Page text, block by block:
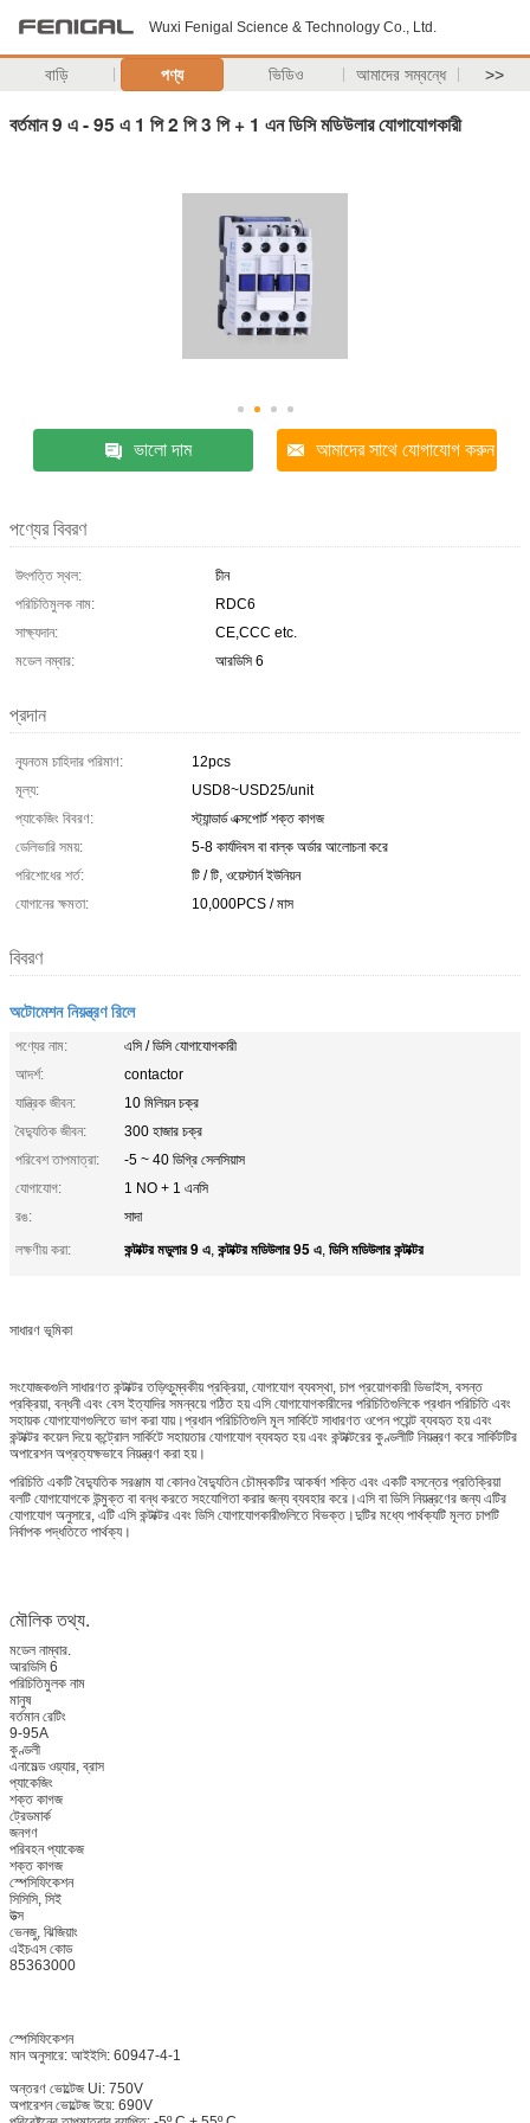
Wuxi Fenigal Science & Technology Co., Ltd.
বাড়ি পণ্য ভিডিও আমাদের সম্বন্ধে >>
বর্তমান 9 এ - 95 এ 1 পি 2 পি 3 পি + 1 এন ডিসি মডিউলার যোগাযোগকারী
ভালো দাম আমাদের সাথে যোগাযোগ করুন
পণ্যের বিবরণ
উৎপত্তি স্থল:
চীন
পরিচিতিমুলক নাম:
RDC6
সাক্ষ্যদান:
CE,CCC etc.
মডেল নম্বার:
আরডিসি 6
প্রদান
ন্যূনতম চাহিদার পরিমাণ:
12pcs
মূল্য:
USD8~USD25/unit
প্যাকেজিং বিবরণ:
স্ট্যান্ডার্ড এক্সপোর্ট শক্ত কাগজ
ডেলিভারি সময়:
5-8 কার্যদিবস বা বাল্ক অর্ডার আলোচনা করে
পরিশোধের শর্ত:
টি / টি, ওয়েস্টার্ন ইউনিয়ন
যোগানের ক্ষমতা:
10,000PCS / মাস
বিবরণ
অটোমেশন নিয়ন্ত্রণ রিলে
পণ্যের নাম:
এসি / ডিসি যোগাযোগকারী
আদর্শ:
contactor
যান্ত্রিক জীবন:
10 মিলিয়ন চক্র
বৈদ্যুতিক জীবন:
300 হাজার চক্র
পরিবেশ তাপমাত্রা:
-5 ~ 40 ডিগ্রি সেলসিয়াস
যোগাযোগ:
1 NO + 1 এনসি
রঙ:
সাদা
লক্ষণীয় করা:
কন্টাক্টর মডুলার 9 এ, কন্টাক্টর মডিউলার 95 এ, ডিসি মডিউলার কন্টাক্টর
সাধারণ ভূমিকা
সংযোজকগুলি সাধারণত কন্টাক্টর তড়িৎচুম্বকীয় প্রক্রিয়া, যোগাযোগ ব্যবস্থা, চাপ প্রয়োগকারী ডিভাইস, বসন্ত
প্রক্রিয়া, বন্ধনী এবং বেস ইত্যাদির সমন্বয়ে গঠিত হয় এসি যোগাযোগকারীদের পরিচিতিগুলিকে প্রধান পরিচিতি এবং
সহায়ক যোগাযোগগুলিতে ভাগ করা যায়।প্রধান পরিচিতিগুলি মূল সার্কিটে সাধারণত ওপেন পয়েন্ট ব্যবহৃত হয় এবং
কন্টাক্টর কয়েল দিয়ে কন্ট্রোল সার্কিটে সহায়তার যোগাযোগ ব্যবহৃত হয় এবং কন্টাক্টরের কুণ্ডলীটি নিয়ন্ত্রণ করে সার্কিটটির
অপারেশন অপ্রত্যক্ষভাবে নিয়ন্ত্রণ করা হয়।
পরিচিতি একটি বৈদ্যুতিক সরঞ্জাম যা কোনও বৈদ্যুতিন চৌম্বকটির আকর্ষণ শক্তি এবং একটি বসন্তের প্রতিক্রিয়া
বলটি যোগাযোগকে উন্মুক্ত বা বন্ধ করতে সহযোগিতা করার জন্য ব্যবহার করে।এসি বা ডিসি নিয়ন্ত্রণের জন্য এটির
যোগাযোগ অনুসারে, এটি এসি কন্টাক্টর এবং ডিসি যোগাযোগকারীগুলিতে বিভক্ত।দুটির মধ্যে পার্থক্যটি মূলত চাপটি
নির্বাপক পদ্ধতিতে পার্থক্য।
মৌলিক তথ্য.
মডেল নাম্বার.
আরডিসি 6
পরিচিতিমুলক নাম
মানুষ
বর্তমান রেটিং
9-95A
কুণ্ডলী
এনামেল্ড ওয়্যার, ব্রাস
প্যাকেজিং
শক্ত কাগজ
ট্রেডমার্ক
জনগণ
পরিবহন প্যাকেজ
শক্ত কাগজ
স্পেসিফিকেশন
সিসিসি, সিই
উত্স
ভেনজু, ঝিজিয়াং
এইচএস কোড
85363000
স্পেসিফিকেশন
মান অনুসারে: আইইসি: 60947-4-1
অন্তরণ ভোল্টেজ Ui: 750V
অপারেশন ভোল্টেজ উয়ে: 690V